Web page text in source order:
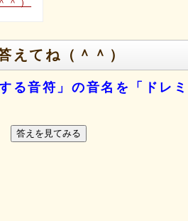
＾）
えてね（＾＾）
る音符」の音名を「ドレ